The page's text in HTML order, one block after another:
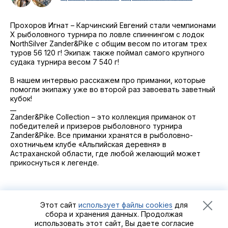
Весна
Фото и видео
iOS приложение
Логотипы турнира
Контакты
Турнир White Predator
Прохоров Игнат – Карчинский Евгений стали чемпионами
X рыболовного турнира по ловле спиннингом с лодок
NorthSilver Zander&Pike с общим весом по итогам трех
туров 56 120 г! Экипаж также поймал самого крупного
судака турнира весом 7 540 г!
В нашем интервью расскажем про приманки, которые
помогли экипажу уже во второй раз завоевать заветный
кубок!
Zander&Pike Collection – это коллекция приманок от
победителей и призеров рыболовного турнира
Zander&Pike. Все приманки хранятся в рыболовно-
охотничьем клубе «Альпийская деревня» в
Астраханской области, где любой желающий может
прикоснуться к легенде.
Рыболовный турнирZander&Pike ©2021 - 2026Группа
Этот сайт использует файлы cookies для
сбора и хранения данных. Продолжая
использовать этот сайт, Вы даете согласие